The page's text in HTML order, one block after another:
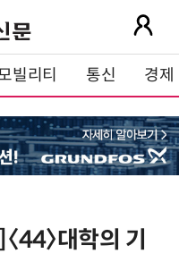
빌리티 통신 경제
44〉대학의 기